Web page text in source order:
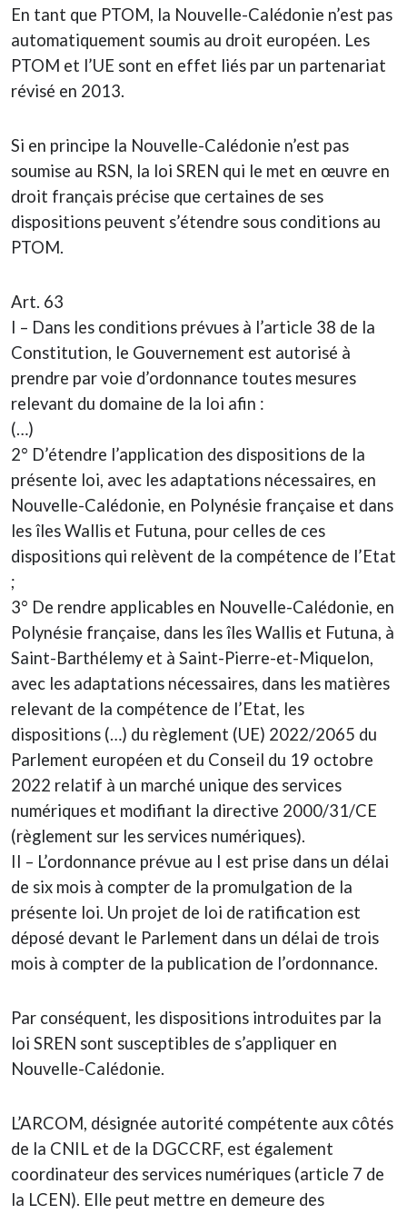
En tant que PTOM, la Nouvelle-Calédonie n’est pas
automatiquement soumis au droit européen. Les
PTOM et l’UE sont en effet liés par un partenariat
révisé en 2013.
Si en principe la Nouvelle-Calédonie n’est pas
soumise au RSN, la loi SREN qui le met en œuvre en
droit français précise que certaines de ses
dispositions peuvent s’étendre sous conditions au
PTOM.
Art. 63
I – Dans les conditions prévues à l’article 38 de la
Constitution, le Gouvernement est autorisé à
prendre par voie d’ordonnance toutes mesures
relevant du domaine de la loi afin :
(…)
2° D’étendre l’application des dispositions de la
présente loi, avec les adaptations nécessaires, en
Nouvelle-Calédonie, en Polynésie française et dans
les îles Wallis et Futuna, pour celles de ces
dispositions qui relèvent de la compétence de l’Etat
;
3° De rendre applicables en Nouvelle-Calédonie, en
Polynésie française, dans les îles Wallis et Futuna, à
Saint-Barthélemy et à Saint-Pierre-et-Miquelon,
avec les adaptations nécessaires, dans les matières
relevant de la compétence de l’Etat, les
dispositions (…) du règlement (UE) 2022/2065 du
Parlement européen et du Conseil du 19 octobre
2022 relatif à un marché unique des services
numériques et modifiant la directive 2000/31/CE
(règlement sur les services numériques).
II – L’ordonnance prévue au I est prise dans un délai
de six mois à compter de la promulgation de la
présente loi. Un projet de loi de ratification est
déposé devant le Parlement dans un délai de trois
mois à compter de la publication de l’ordonnance.
Par conséquent, les dispositions introduites par la
loi SREN sont susceptibles de s’appliquer en
Nouvelle-Calédonie.
L’ARCOM, désignée autorité compétente aux côtés
de la CNIL et de la DGCCRF, est également
coordinateur des services numériques (article 7 de
la LCEN). Elle peut mettre en demeure des